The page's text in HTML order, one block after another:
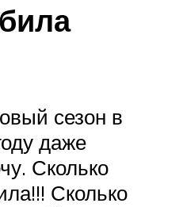
сезон в
даже
Сколько
Сколько